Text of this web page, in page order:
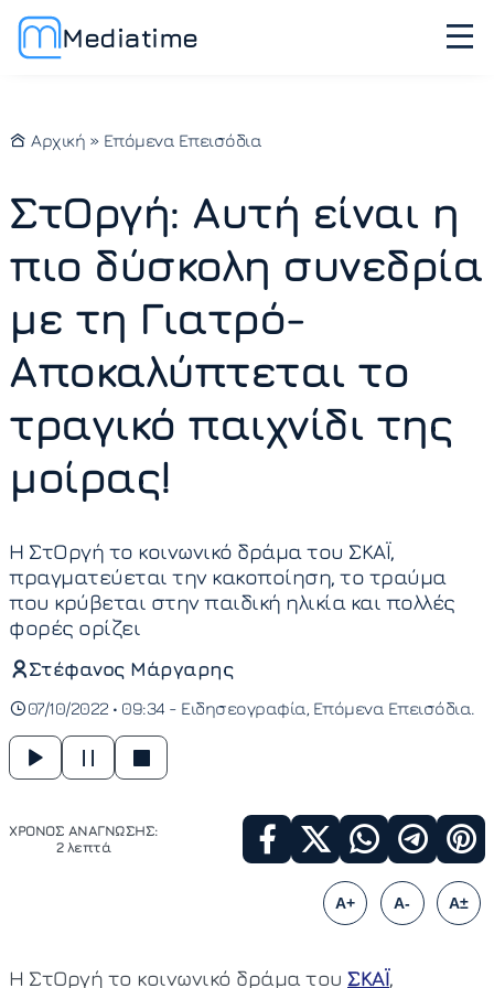
Mediatime
Αρχική » Επόμενα Επεισόδια
ΣτΟργή: Αυτή είναι η
πιο δύσκολη συνεδρία
με τη Γιατρό-
Αποκαλύπτεται το
τραγικό παιχνίδι της
μοίρας!
Η ΣτΟργή το κοινωνικό δράμα του ΣΚΑΪ,
πραγματεύεται την κακοποίηση, το τραύμα
που κρύβεται στην παιδική ηλικία και πολλές
φορές ορίζει
Στέφανος Μάργαρης
07/10/2022 • 09:34 - Ειδησεογραφία Επόμενα Επεισόδια
ΧΡΟΝΟΣ ΑΝΑΓΝΩΣΗΣ:
2 λεπτά
A+ A- A±
Η ΣτΟργή το κοινωνικό δράμα του ΣΚΑΪ,